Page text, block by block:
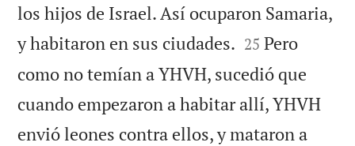
los hijos de Israel. Así ocuparon Samaria,
y habitaron en sus ciudades. 

25 Pero
como no temían a YHVH, sucedió que
cuando empezaron a habitar allí, YHVH
envió leones contra ellos, y mataron a